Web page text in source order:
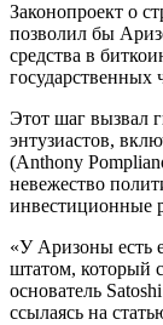
Законопроект о
позволил бы
средства в
государственных
Этот шаг вызвал
энтузиастов,
(Anthony
невежество
инвестиционные
«У Аризоны есть
штатом, который
основатель
ссылаясь на